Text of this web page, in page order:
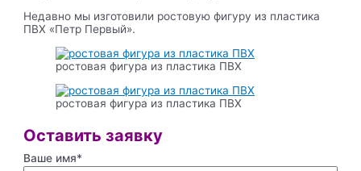
Недавно мы изготовили ростовую фигуру из пластика
ПВХ «Петр Первый».
ростовая фигура из пластика ПВХ
ростовая фигура из пластика ПВХ
Оставить заявку
Ваше имя*